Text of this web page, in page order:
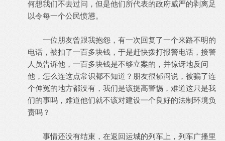
何想我们不去过问，但是他们所代表的政府威严的剥离足
以令每一个公民愤懑。
一位朋友曾跟我抱怨，有一次回复了一个来路不明的
电话，被扣了一百多块钱，于是赶快拨打报警电话，接警
人员告诉他，一百多块钱是不够立案的，并惊讶地反问
他，怎么连这点常识都不知道？朋友很郁闷说，被骗了连
个伸冤的地方都没有，我们是该提高警惕，难道这只是我
们的事吗，难道他们就不该对建设一个良好的法制环境负
责吗？
事情还没有结束，在返回运城的列车上，列车广播里